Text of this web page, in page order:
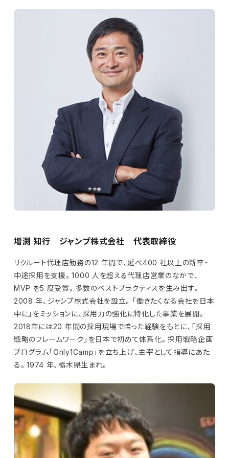
増渕 知行 ジャンプ株式会社 代表取締役
リクルート代理店勤務の12 年間で、延べ400 社以上の新卒・
中途採用を支援。1000 人を超える代理店営業のなかで、
MVP を5 度受賞。多数のベストプラクティスを生み出す。
2008 年、ジャンプ株式会社を設立。「働きたくなる会社を日本
中に」をミッションに、採用力の強化に特化した事業を展開。
2018年には20 年間の採用現場で培った経験をもとに、「採用
戦略のフレームワーク」を日本で初めて体系化。採用戦略企画
プログラム「Only1Camp」を立ち上げ、主宰として指導にあた
る。1974 年、栃木県生まれ。